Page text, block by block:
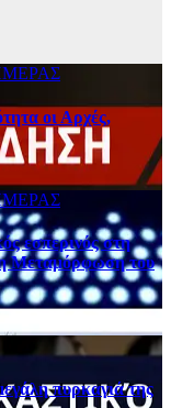
οι Αρχές,
εσπερινός στη
Μεταμόρφωση του
πυρκαγιά της